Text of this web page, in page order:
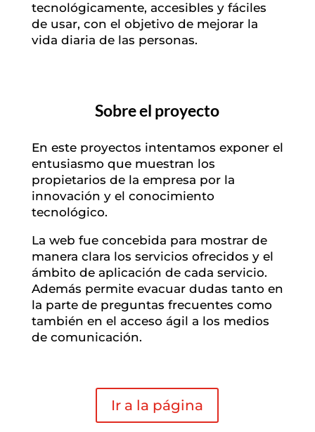
tecnológicamente, accesibles y fáciles
de usar, con el objetivo de mejorar la
vida diaria de las personas.
Sobre el proyecto
En este proyectos intentamos exponer el
entusiasmo que muestran los
propietarios de la empresa por la
innovación y el conocimiento
tecnológico.
La web fue concebida para mostrar de
manera clara los servicios ofrecidos y el
ámbito de aplicación de cada servicio.
Además permite evacuar dudas tanto en
la parte de preguntas frecuentes como
también en el acceso ágil a los medios
de comunicación.
Ir a la página